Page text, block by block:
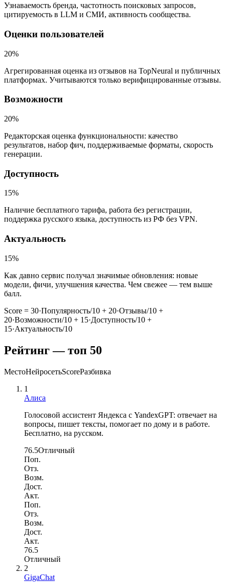
Узнаваемость бренда, частотность поисковых запросов,
цитируемость в LLM и СМИ, активность сообщества.
Оценки пользователей
20%
Агрегированная оценка из отзывов на TopNeural и публичных
платформах. Учитываются только верифицированные отзывы.
Возможности
20%
Редакторская оценка функциональности: качество
результатов, набор фич, поддерживаемые форматы, скорость
генерации.
Доступность
15%
Наличие бесплатного тарифа, работа без регистрации,
поддержка русского языка, доступность из РФ без VPN.
Актуальность
15%
Как давно сервис получал значимые обновления: новые
модели, фичи, улучшения качества. Чем свежее — тем выше
балл.
Score = 30·Популярность/10 + 20·Отзывы/10 +
20·Возможности/10 + 15·Доступность/10 +
15·Актуальность/10
Рейтинг — топ 50
МестоНейросетьScoreРазбивка
1
Алиса
Голосовой ассистент Яндекса с YandexGPT: отвечает на
вопросы, пишет тексты, помогает по дому и в работе.
Бесплатно, на русском.
76.5Отличный
Поп.
Отз.
Возм.
Дост.
Акт.
Поп.
Отз.
Возм.
Дост.
Акт.
76.5
Отличный
2
GigaChat